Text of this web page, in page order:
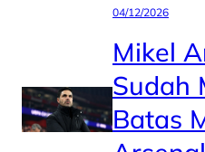
04/12/2026
Mikel
Sudah
Batas